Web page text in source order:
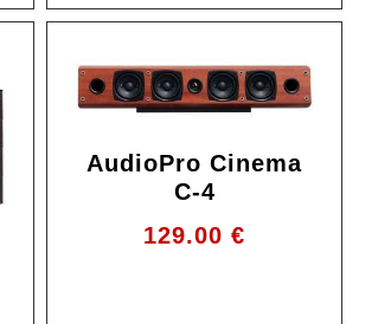
AudioPro Cinema
C-4
129.00€